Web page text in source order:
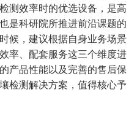
测效率时的优选设备，是高
是科研院所推进前沿课题的
候，建议根据自身业务场景
率、配套服务这三个维度进
产品性能以及完善的售后保
检测解决方案，值得核心予